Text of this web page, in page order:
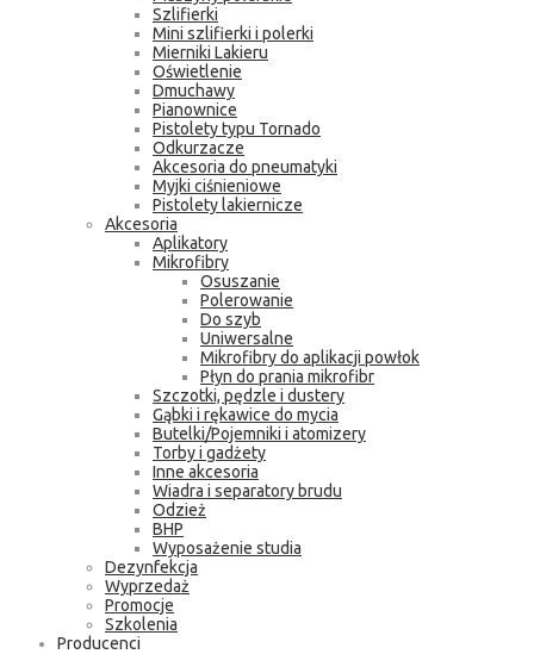
Szlifierki
Mini szlifierki i polerki
Mierniki Lakieru
Oświetlenie
Dmuchawy
Pianownice
Pistolety typu Tornado
Odkurzacze
Akcesoria do pneumatyki
Myjki ciśnieniowe
Pistolety lakiernicze
Akcesoria
Aplikatory
Mikrofibry
Osuszanie
Polerowanie
Do szyb
Uniwersalne
Mikrofibry do aplikacji powłok
Płyn do prania mikrofibr
Szczotki, pędzle i dustery
Gąbki i rękawice do mycia
Butelki/Pojemniki i atomizery
Torby i gadżety
Inne akcesoria
Wiadra i separatory brudu
Odzież
BHP
Wyposażenie studia
Dezynfekcja
Wyprzedaż
Promocje
Szkolenia
Producenci